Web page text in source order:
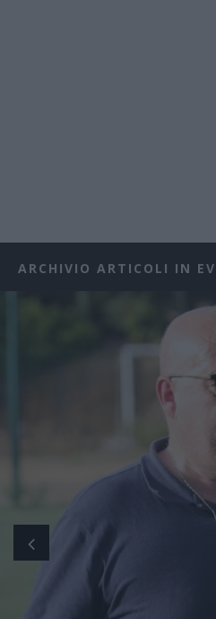
ARCHIVIO ARTICOLI IN